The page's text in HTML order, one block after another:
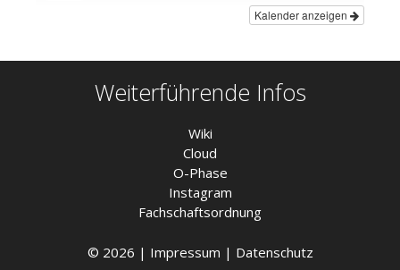
Kalender anzeigen
Weiterführende Infos
Wiki
Cloud
O-Phase
Instagram
Fachschaftsordnung
© 2026 | Impressum | Datenschutz